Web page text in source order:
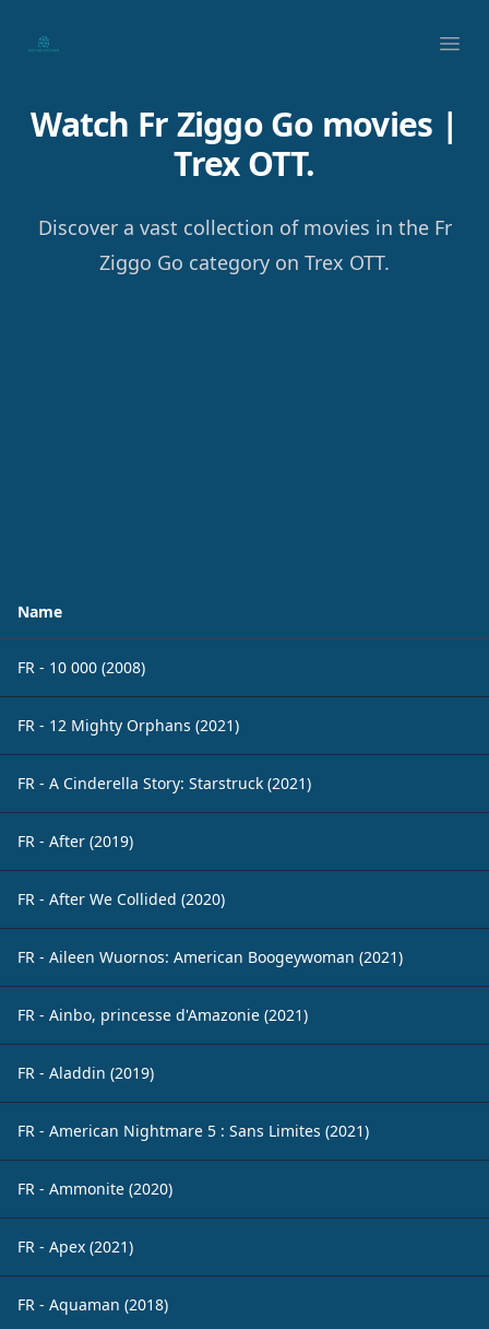
Your Company
Watch Fr Ziggo Go movies |
Trex OTT.
Discover a vast collection of movies in the Fr
Ziggo Go category on Trex OTT.
Name
FR - 10 000 (2008)
FR - 12 Mighty Orphans (2021)
FR - A Cinderella Story: Starstruck (2021)
FR - After (2019)
FR - After We Collided (2020)
FR - Aileen Wuornos: American Boogeywoman (2021)
FR - Ainbo, princesse d'Amazonie (2021)
FR - Aladdin (2019)
FR - American Nightmare 5 : Sans Limites (2021)
FR - Ammonite (2020)
FR - Apex (2021)
FR - Aquaman (2018)